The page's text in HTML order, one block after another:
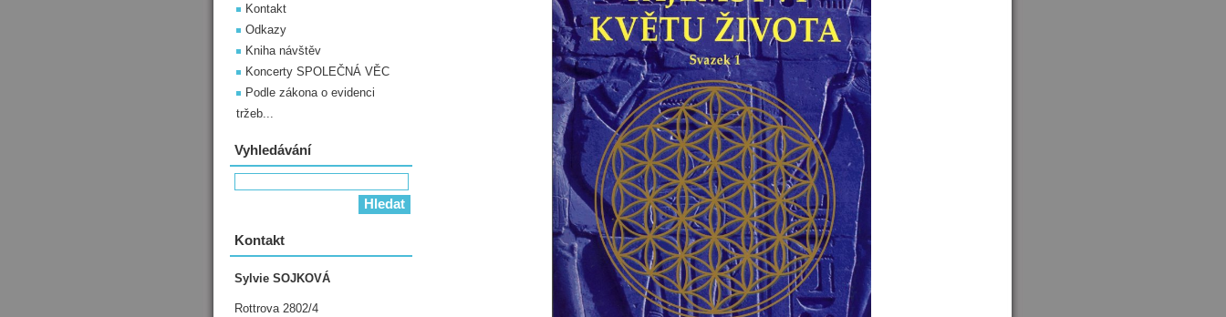
Kontakt
Odkazy
Kniha návštěv
Koncerty SPOLEČNÁ VĚC
Podle zákona o evidenci
tržeb...
Vyhledávání
Kontakt
Sylvie SOJKOVÁ
Rottrova 2802/4